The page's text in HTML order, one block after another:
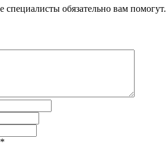
обязательно вам помогут.
*